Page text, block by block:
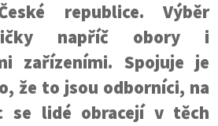
republice. Výběr
napříč obory i
zařízeními. Spojuje je
že to jsou odborníci, na
se lidé obracejí v těch